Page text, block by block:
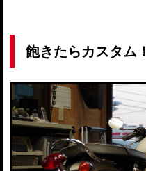
飽きたらカスタム！